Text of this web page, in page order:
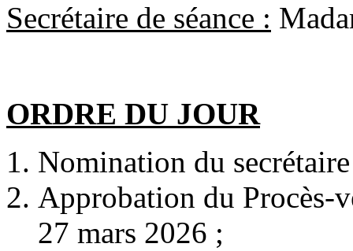
Secrétaire de séance :
ORDRE DU JOUR
Nomination du secrétaire
Approbation du Procès-
27 mars 2026 ;